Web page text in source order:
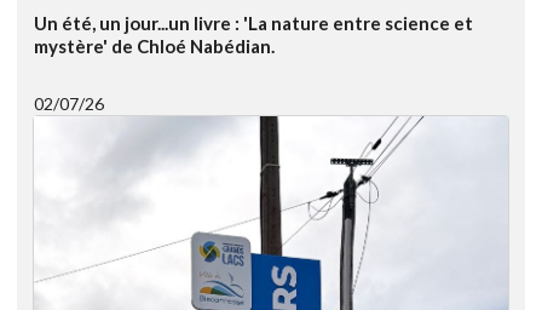
Un été, un jour...un livre : 'La nature entre science et
mystère' de Chloé Nabédian.
02/07/26